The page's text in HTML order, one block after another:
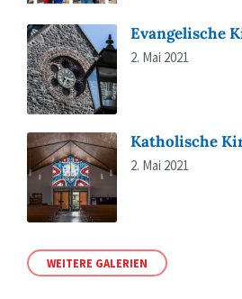
Evangelische
2. Mai 2021
Katholische
2. Mai 2021
WEITERE GALERIEN